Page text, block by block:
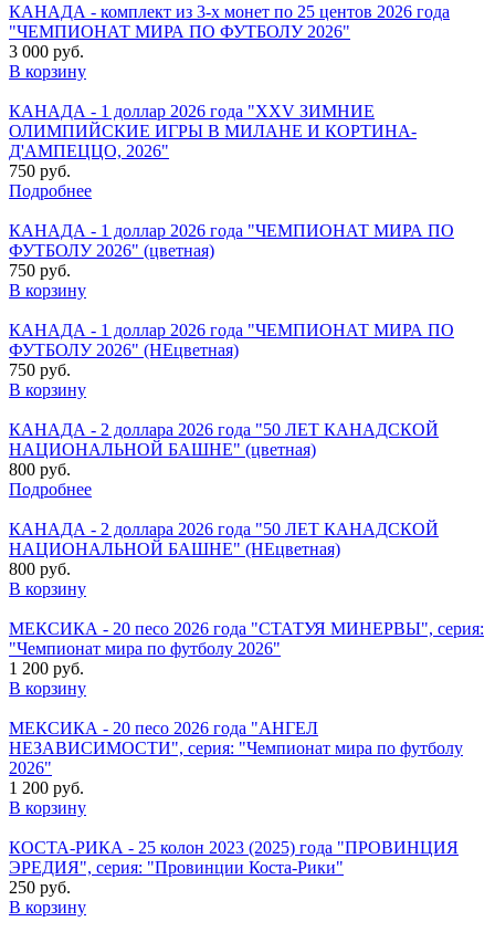
КАНАДА - комплект из 3-х монет по 25 центов 2026 года
"ЧЕМПИОНАТ МИРА ПО ФУТБОЛУ 2026"
3 000 руб.
В корзину
КАНАДА - 1 доллар 2026 года "XXV ЗИМНИЕ
ОЛИМПИЙСКИЕ ИГРЫ В МИЛАНЕ И КОРТИНА-
Д'АМПЕЦЦО, 2026"
750 руб.
Подробнее
КАНАДА - 1 доллар 2026 года "ЧЕМПИОНАТ МИРА ПО
ФУТБОЛУ 2026" (цветная)
750 руб.
В корзину
КАНАДА - 1 доллар 2026 года "ЧЕМПИОНАТ МИРА ПО
ФУТБОЛУ 2026" (НЕцветная)
750 руб.
В корзину
КАНАДА - 2 доллара 2026 года "50 ЛЕТ КАНАДСКОЙ
НАЦИОНАЛЬНОЙ БАШНЕ" (цветная)
800 руб.
Подробнее
КАНАДА - 2 доллара 2026 года "50 ЛЕТ КАНАДСКОЙ
НАЦИОНАЛЬНОЙ БАШНЕ" (НЕцветная)
800 руб.
В корзину
МЕКСИКА - 20 песо 2026 года "СТАТУЯ МИНЕРВЫ", серия:
"Чемпионат мира по футболу 2026"
1 200 руб.
В корзину
МЕКСИКА - 20 песо 2026 года "АНГЕЛ
НЕЗАВИСИМОСТИ", серия: "Чемпионат мира по футболу
2026"
1 200 руб.
В корзину
КОСТА-РИКА - 25 колон 2023 (2025) года "ПРОВИНЦИЯ
ЭРЕДИЯ", серия: "Провинции Коста-Рики"
250 руб.
В корзину